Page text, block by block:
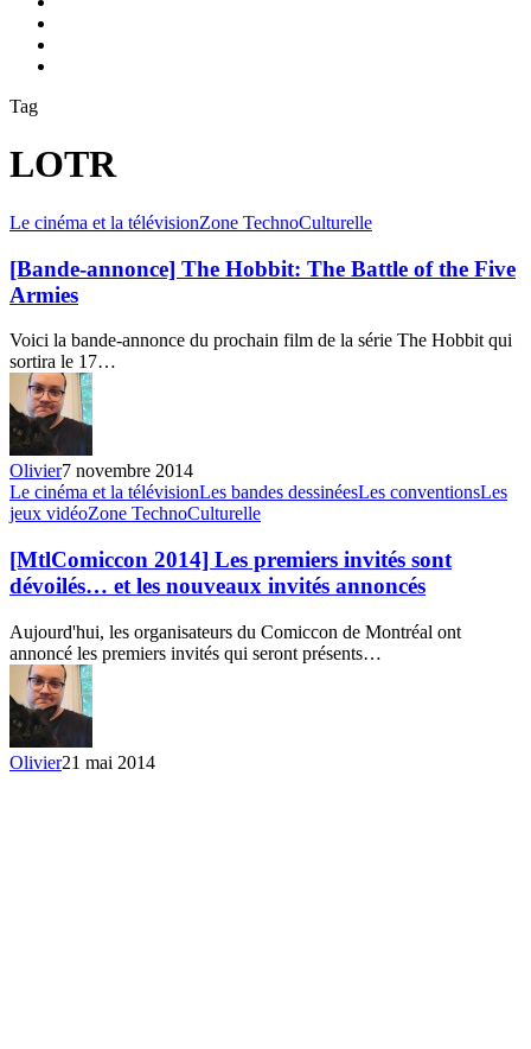
Tag
LOTR
[Bande-
The
Hobbit:
The
of
the
Five
Armies
Le cinéma et la télévisionZone TechnoCulturelle
[Bande-annonce] The Hobbit: The Battle of the Five
Armies
Voici la bande-annonce du prochain film de la série The Hobbit qui
sortira le 17…
Olivier7 novembre 2014
[MtlComiccon
2014]
premiers
invités
sont
et
les
nouveaux
invités
annoncés
Le cinéma et la télévisionLes bandes dessinéesLes conventionsLes
jeux vidéoZone TechnoCulturelle
[MtlComiccon 2014] Les premiers invités sont
dévoilés… et les nouveaux invités annoncés
Aujourd'hui, les organisateurs du Comiccon de Montréal ont
annoncé les premiers invités qui seront présents…
Olivier21 mai 2014